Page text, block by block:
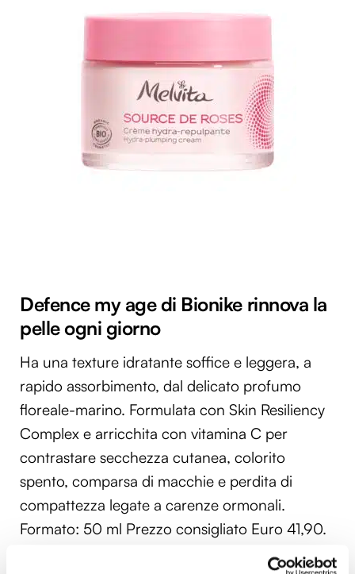
Defence my age di Bionike rinnova la
pelle ogni giorno
Ha una texture idratante soffice e leggera, a
rapido assorbimento, dal delicato profumo
floreale-marino. Formulata con Skin Resiliency
Complex e arricchita con vitamina C per
contrastare secchezza cutanea, colorito
spento, comparsa di macchie e perdita di
compattezza legate a carenze ormonali.
Formato: 50 ml Prezzo consigliato Euro 41,90.